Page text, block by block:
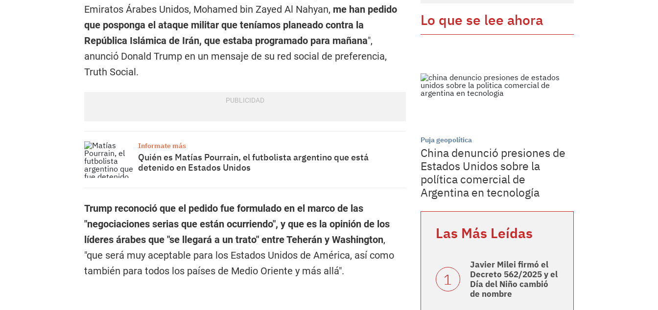
Emiratos Árabes Unidos, Mohamed bin Zayed Al Nahyan, me han pedido
que posponga el ataque militar que teníamos planeado contra la
República Islámica de Irán, que estaba programado para mañana",
anunció Donald Trump en un mensaje de su red social de preferencia,
Truth Social.
Informate más
Quién es Matías Pourrain, el futbolista argentino que está
detenido en Estados Unidos
Trump reconoció que el pedido fue formulado en el marco de las
"negociaciones serias que están ocurriendo", y que es la opinión de los
líderes árabes que "se llegará a un trato" entre Teherán y Washington,
"que será muy aceptable para los Estados Unidos de América, así como
también para todos los países de Medio Oriente y más allá".
Lo que se lee ahora
Puja geopolítica
China denunció presiones de
Estados Unidos sobre la
política comercial de
Argentina en tecnología
Las Más Leídas
Javier Milei firmó el
Decreto 562/2025 y el
Día del Niño cambió
de nombre